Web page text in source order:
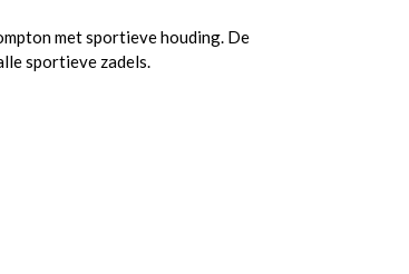
met sportieve houding. De
sportieve zadels.